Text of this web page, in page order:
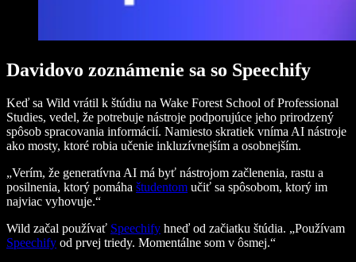
Davidovo zoznámenie sa so Speechify
Keď sa Wild vrátil k štúdiu na Wake Forest School of Professional
Studies, vedel, že potrebuje nástroje podporujúce jeho prirodzený
spôsob spracovania informácií. Namiesto skratiek vníma AI nástroje
ako mosty, ktoré robia učenie inkluzívnejším a osobnejším.
„Verím, že generatívna AI má byť nástrojom začlenenia, rastu a
posilnenia, ktorý pomáha študentom učiť sa spôsobom, ktorý im
najviac vyhovuje.“
Wild začal používať Speechify hneď od začiatku štúdia. „Používam
Speechify od prvej triedy. Momentálne som v ôsmej.“